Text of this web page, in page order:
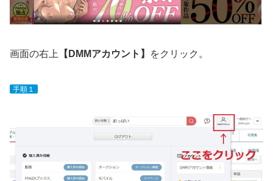
画面の右上 【DMMアカウント】 をクリック。
手順１